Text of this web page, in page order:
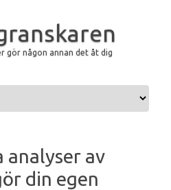
gör någon annan det åt dig
analyser av
din egen